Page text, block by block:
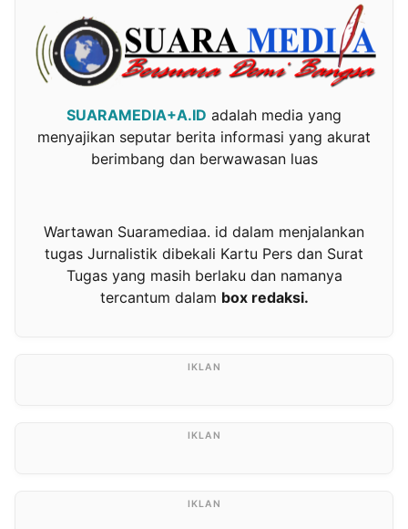
SUARAMEDIA+A.ID adalah media yang
menyajikan seputar berita informasi yang akurat
berimbang dan berwawasan luas
Wartawan Suaramediaa. id dalam menjalankan
tugas Jurnalistik dibekali Kartu Pers dan Surat
Tugas yang masih berlaku dan namanya
tercantum dalam box redaksi.